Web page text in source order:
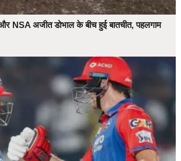
NSA अजीत डोभाल के बीच हुई बातचीत, पहलगाम